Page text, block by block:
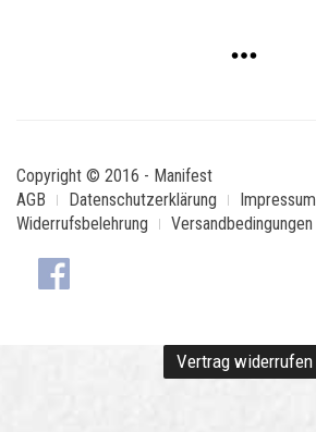
Copyright © 2016 - Manifest
AGB
Datenschutzerklärung Impressum
Widerrufsbelehrung
Versandbedingungen
Vertrag widerrufen